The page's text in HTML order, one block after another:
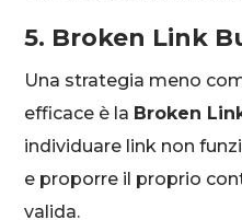
5. Broken Link
Una strategia meno
efficace è la Broken
individuare link non
e proporre il proprio
valida.